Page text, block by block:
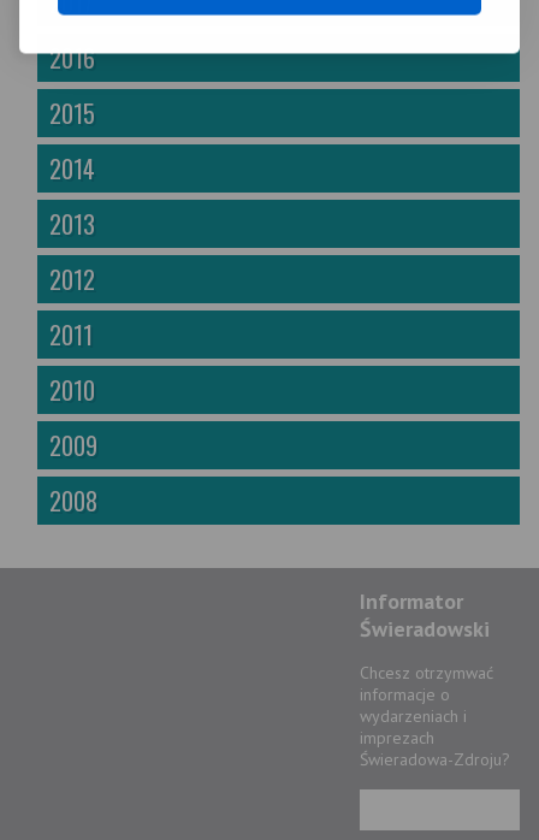
2016
2015
2014
2013
2012
2011
2010
2009
2008
Informator
Świeradowski
Chcesz otrzymwać
informacje o
wydarzeniach i
imprezach
Świeradowa-Zdroju?